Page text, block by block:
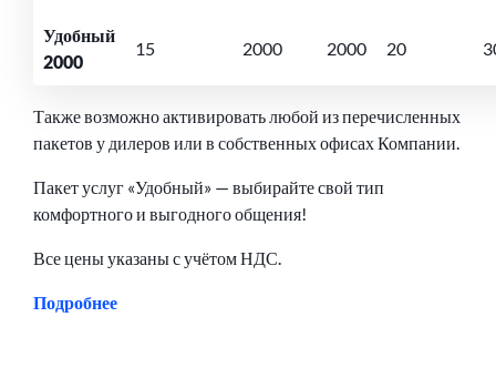
Удобный
2000
15 2000 2000 20
Также возможно активировать любой из перечисленных
пакетов у дилеров или в собственных офисах Компании.
Пакет услуг «Удобный» — выбирайте свой тип
комфортного и выгодного общения!
Все цены указаны с учётом НДС.
Подробнее